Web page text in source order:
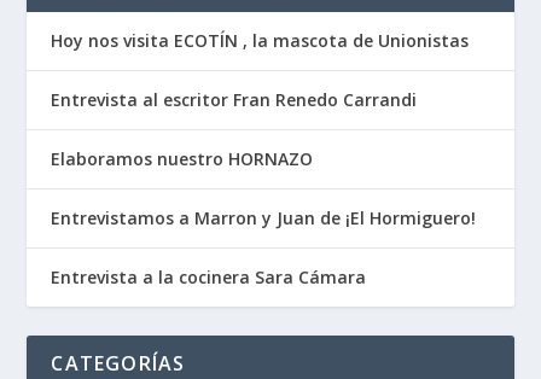
Hoy nos visita ECOTÍN , la mascota de Unionistas
Entrevista al escritor Fran Renedo Carrandi
Elaboramos nuestro HORNAZO
Entrevistamos a Marron y Juan de ¡El Hormiguero!
Entrevista a la cocinera Sara Cámara
CATEGORÍAS